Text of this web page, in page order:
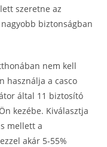
szeretne az
biztonságban
nem kell
használja a casco
által 11 biztosító
kezébe. Kiválasztja
mellett a
akár 5-55%